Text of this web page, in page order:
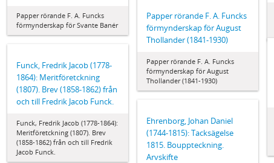
Papper rörande F. A. Funcks
förmynderskap för Svante Banér
Papper rörande F. A. Funcks
förmynderskap för August
Thollander (1841-1930)
Papper rörande F. A. Funcks
förmynderskap för August
Thollander (1841-1930)
Funck, Fredrik Jacob (1778-
1864): Meritföretckning
(1807). Brev (1858-1862) från
och till Fredrik Jacob Funck.
Funck, Fredrik Jacob (1778-1864):
Meritföretckning (1807). Brev
(1858-1862) från och till Fredrik
Jacob Funck.
Ehrenborg, Johan Daniel
(1744-1815): Tacksägelse
1815. Bouppteckning.
Arvskifte